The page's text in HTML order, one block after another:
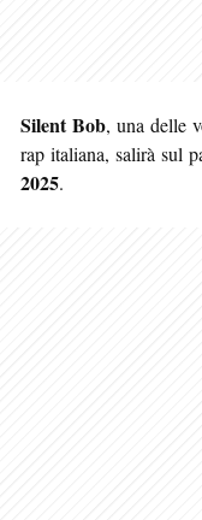
Silent Bob, una delle
rap italiana, salirà sul
2025.